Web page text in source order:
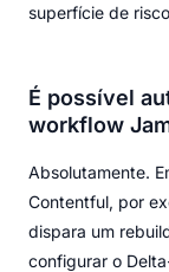
superfície de
É possível
workflow
Absolutamente.
Contentful, por
dispara um
configurar o